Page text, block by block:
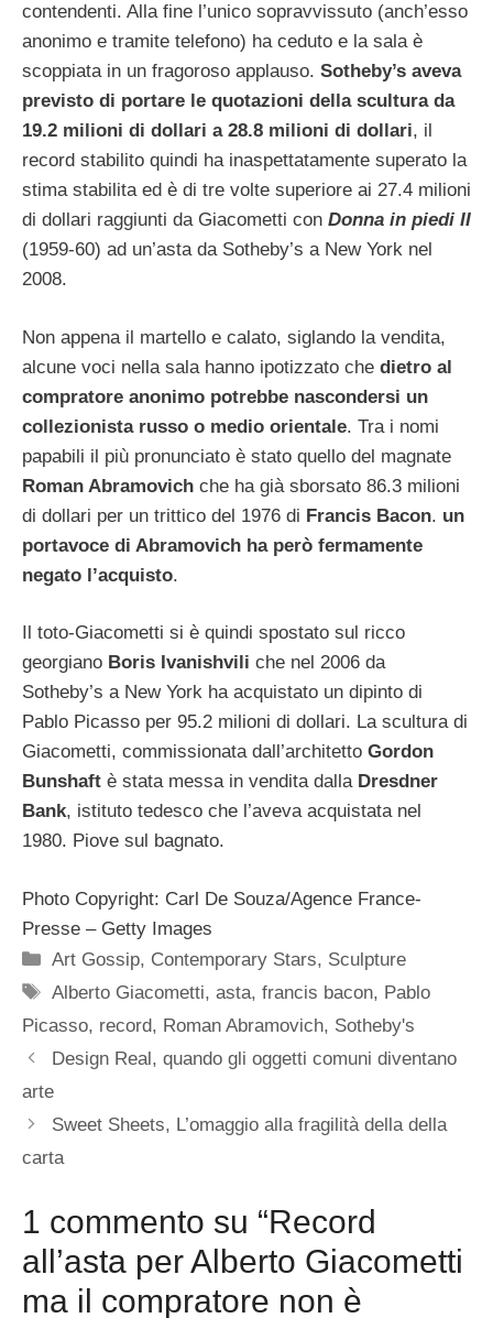
contendenti. Alla fine l’unico sopravvissuto (anch’esso
anonimo e tramite telefono) ha ceduto e la sala è
scoppiata in un fragoroso applauso. Sotheby’s aveva
previsto di portare le quotazioni della scultura da
19.2 milioni di dollari a 28.8 milioni di dollari, il
record stabilito quindi ha inaspettatamente superato la
stima stabilita ed è di tre volte superiore ai 27.4 milioni
di dollari raggiunti da Giacometti con Donna in piedi II
(1959-60) ad un’asta da Sotheby’s a New York nel
2008.
Non appena il martello e calato, siglando la vendita,
alcune voci nella sala hanno ipotizzato che dietro al
compratore anonimo potrebbe nascondersi un
collezionista russo o medio orientale. Tra i nomi
papabili il più pronunciato è stato quello del magnate
Roman Abramovich che ha già sborsato 86.3 milioni
di dollari per un trittico del 1976 di Francis Bacon. un
portavoce di Abramovich ha però fermamente
negato l’acquisto.
Il toto-Giacometti si è quindi spostato sul ricco
georgiano Boris Ivanishvili che nel 2006 da
Sotheby’s a New York ha acquistato un dipinto di
Pablo Picasso per 95.2 milioni di dollari. La scultura di
Giacometti, commissionata dall’architetto Gordon
Bunshaft è stata messa in vendita dalla Dresdner
Bank, istituto tedesco che l’aveva acquistata nel
1980. Piove sul bagnato.
Photo Copyright: Carl De Souza/Agence France-
Presse – Getty Images
Categorie
Art Gossip, Contemporary Stars, Sculpture
Tag
Alberto Giacometti,asta,francis bacon, Pablo
Picasso, record, Roman Abramovich, Sotheby's
Design Real, quando gli oggetti comuni diventano
arte
Sweet Sheets, L’omaggio alla fragilità della della
carta
1 commento su “Record
all’asta per Alberto Giacometti
ma il compratore non è